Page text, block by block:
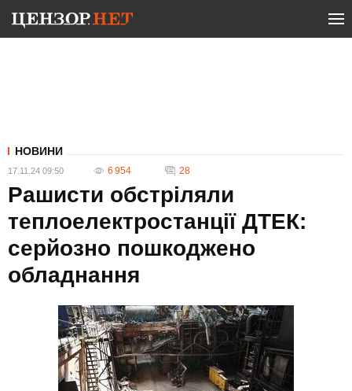
НОВИНИ
17.11.24 09:50 6 954 28
Рашисти обстріляли
теплоелектростанції ДТЕК:
серйозно пошкоджено
обладнання